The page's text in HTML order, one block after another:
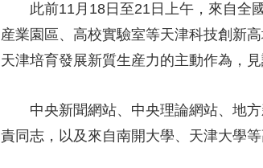
此前11月18日至21日上午，來自全國
産業園區、高校實驗室等天津科技創新
天津培育發展新質生産力的主動作為，
中央新聞網站、中央理論網站、地方
責同志，以及來自南開大學、天津大學